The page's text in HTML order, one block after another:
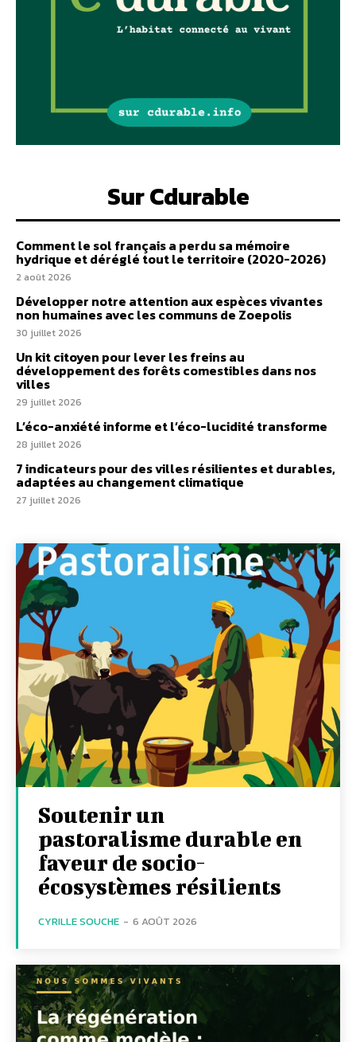
Sur Cdurable
Comment le sol français a perdu sa mémoire
hydrique et déréglé tout le territoire (2020-2026)
2 août 2026
Développer notre attention aux espèces vivantes
non humaines avec les communs de Zoepolis
30 juillet 2026
Un kit citoyen pour lever les freins au
développement des forêts comestibles dans nos
villes
29 juillet 2026
L’éco-anxiété informe et l’éco-lucidité transforme
28 juillet 2026
7 indicateurs pour des villes résilientes et durables,
adaptées au changement climatique
27 juillet 2026
Soutenir un
pastoralisme durable en
faveur de socio-
écosystèmes résilients
CYRILLE SOUCHE - 6 AOÛT 2026